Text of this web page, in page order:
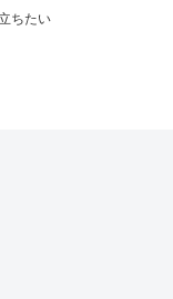
ちたい